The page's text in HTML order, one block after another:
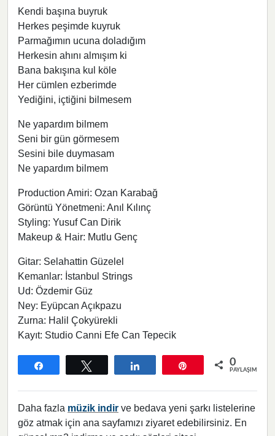
Kendi başına buyruk
Herkes peşimde kuyruk
Parmağımın ucuna doladığım
Herkesin ahını almışım ki
Bana bakışına kul köle
Her cümlen ezberimde
Yediğini, içtiğini bilmesem
Ne yapardım bilmem
Seni bir gün görmesem
Sesini bile duymasam
Ne yapardım bilmem
Production Amiri: Ozan Karabağ
Görüntü Yönetmeni: Anıl Kılınç
Styling: Yusuf Can Dirik
Makeup & Hair: Mutlu Genç
Gitar: Selahattin Güzelel
Kemanlar: İstanbul Strings
Ud: Özdemir Güz
Ney: Eyüpcan Açıkpazu
Zurna: Halil Çokyürekli
Kayıt: Studio Canni Efe Can Tepecik
0
PAYLAŞIMLAR
Daha fazla müzik indir ve bedava yeni şarkı listelerine
göz atmak için ana sayfamızı ziyaret edebilirsiniz. En